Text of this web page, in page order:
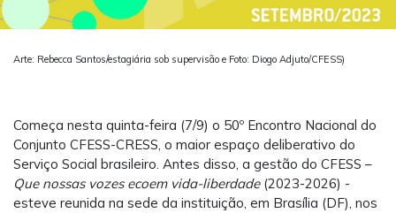
Arte: Rebecca Santos/estagiária sob supervisão e Foto: Diogo Adjuto/CFESS)
Começa nesta quinta-feira (7/9) o 50º Encontro Nacional do
Conjunto CFESS-CRESS, o maior espaço deliberativo do
Serviço Social brasileiro. Antes disso, a gestão do CFESS –
Que nossas vozes ecoem vida-liberdade (2023-2026) -
esteve reunida na sede da instituição, em Brasília (DF), nos